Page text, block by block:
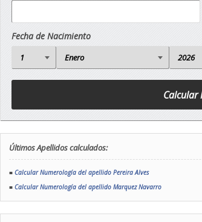
Fecha de Nacimiento
Últimos Apellidos calculados:
■ Calcular Numerología del apellido Pereira Alves
■ Calcular Numerología del apellido Marquez Navarro